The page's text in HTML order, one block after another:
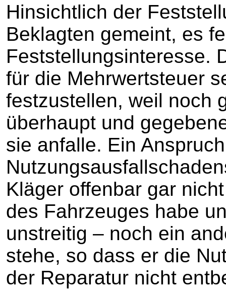
Hinsichtlich der
Beklagten gemeint, es
Feststellungsinteresse.
für die Mehrwertsteuer
festzustellen, weil noch
überhaupt und
sie anfalle. Ein
Kläger offenbar gar
des Fahrzeuges habe
unstreitig – noch ein
stehe, so dass er die
der Reparatur nicht